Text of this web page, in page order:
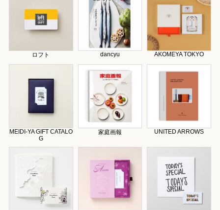
ロフト dancyu AKOMEYA TOKYO
MEIDI-YA GIFT CATALO
G
家庭画報 UNITED ARROWS